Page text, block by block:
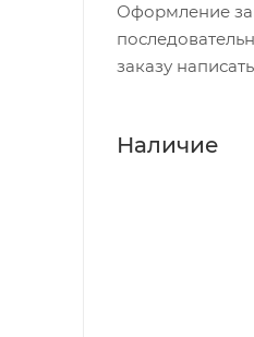
Оформление
заказу
Наличие